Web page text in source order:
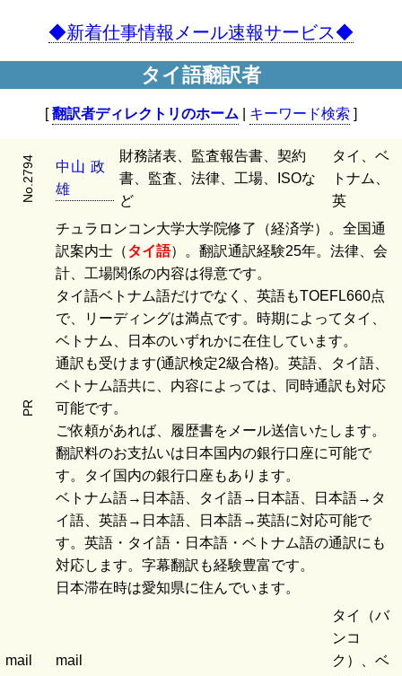
◆新着仕事情報メール速報サービス◆
タイ語翻訳者
[翻訳者ディレクトリのホーム キーワード検索 ]
No.2794 中 山 政
雄
財務諸表、監査報告書、契約
書、監査、法律、工場、ISOな
ど
タイ、ベ
トナム、
英
PR
チュラロンコン大学大学院修了（経済学）。全国通
訳案内士（タイ語）。翻訳通訳経験25年。法律、会
計、工場関係の内容は得意です。
タイ語ベトナム語だけでなく、英語もTOEFL660点
で、リーディングは満点です。時期によってタイ、
ベトナム、日本のいずれかに在住しています。
通訳も受けます(通訳検定2級合格)。英語、タイ語、
ベトナム語共に、内容によっては、同時通訳も対応
可能です。
ご依頼があれば、履歴書をメール送信いたします。
翻訳料のお支払いは日本国内の銀行口座に可能で
す。タイ国内の銀行口座もあります。
ベトナム語→日本語、タイ語→日本語、日本語→タ
イ語、英語→日本語、日本語→英語に対応可能で
す。英語・タイ語・日本語・ベトナム語の通訳にも
対応します。字幕翻訳も経験豊富です。
日本滞在時は愛知県に住んでいます。
mail mail
タイ（バ
ンコ
ク）、ベ